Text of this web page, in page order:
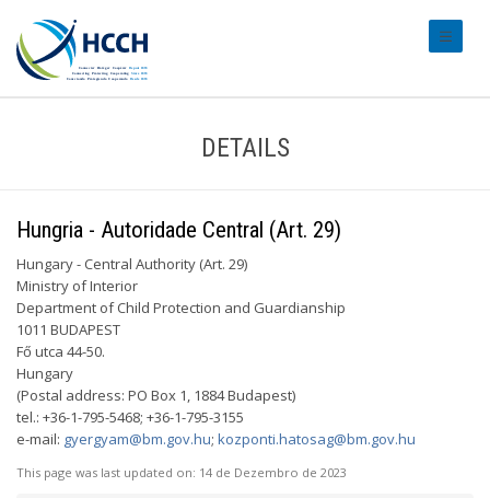
DETAILS
Hungria - Autoridade Central (Art. 29)
Hungary - Central Authority (Art. 29)
Ministry of Interior
Department of Child Protection and Guardianship
1011 BUDAPEST
Fő utca 44-50.
Hungary
(Postal address: PO Box 1, 1884 Budapest)
tel.: +36-1-795-5468; +36-1-795-3155
e-mail: gyergyam@bm.gov.hu; kozponti.hatosag@bm.gov.hu
This page was last updated on: 14 de Dezembro de 2023